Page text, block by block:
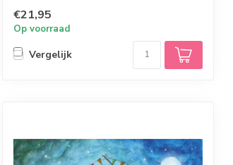
€21,95
Op voorraad
Vergelijk